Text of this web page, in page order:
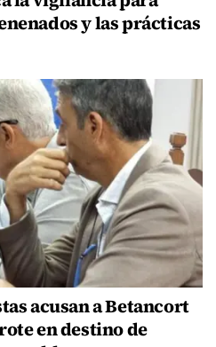
y las prácticas
acusan a Betancort
en destino de